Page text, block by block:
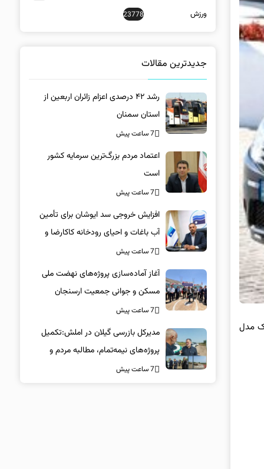
اتوماتیک مدل
ورزش 23778
جدیدترین مقالات
رشد ۴۲ درصدی اعزام زائران اربعین از
استان سمنان
7 ساعت پیش
اعتماد مردم بزرگ‌ترین سرمایه کشور
است
7 ساعت پیش
افزایش خروجی سد ایوشان برای تأمین
آب باغات و احیای رودخانه‌ کاکارضا و
کشکان
7 ساعت پیش
آغاز آماده‌سازی پروژه‌های نهضت ملی
مسکن و جوانی جمعیت ارسنجان
7 ساعت پیش
مدیرکل بازرسی گیلان در املش:تکمیل
پروژه‌های نیمه‌تمام، مطالبه مردم و
مصداق حقوق عامه است
7 ساعت پیش